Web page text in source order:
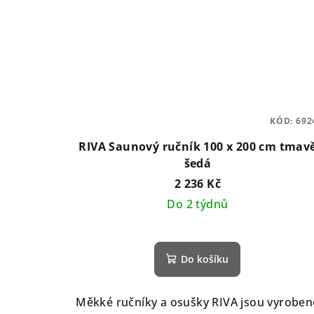
RIVA Saunový ručník 100 x 200 cm
šedá
2 236 Kč
Do 2 týdnů
Do košíku
Měkké ručníky a osušky RIVA jsou
KÓD: